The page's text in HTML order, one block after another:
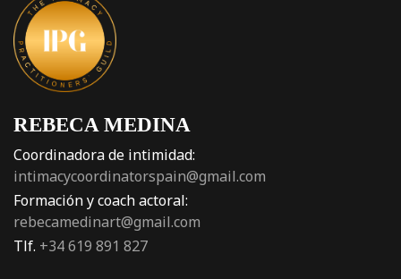
REBECA MEDINA
Coordinadora de intimidad:
intimacycoordinatorspain@gmail.com
Formación y coach actoral:
rebecamedinart@gmail.com
Tlf. +34 619 891 827